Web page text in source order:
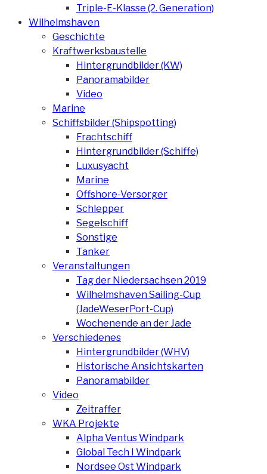
Triple-E-Klasse (2. Generation)
Wilhelmshaven
Geschichte
Kraftwerksbaustelle
Hintergrundbilder (KW)
Panoramabilder
Video
Marine
Schiffsbilder (Shipspotting)
Frachtschiff
Hintergrundbilder (Schiffe)
Luxusyacht
Marine
Offshore-Versorger
Schlepper
Segelschiff
Sonstige
Tanker
Veranstaltungen
Tag der Niedersachsen 2019
Wilhelmshaven Sailing-Cup
(JadeWeserPort-Cup)
Wochenende an der Jade
Verschiedenes
Hintergrundbilder (WHV)
Historische Ansichtskarten
Panoramabilder
Video
Zeitraffer
WKA Projekte
Alpha Ventus Windpark
Global Tech I Windpark
Nordsee Ost Windpark